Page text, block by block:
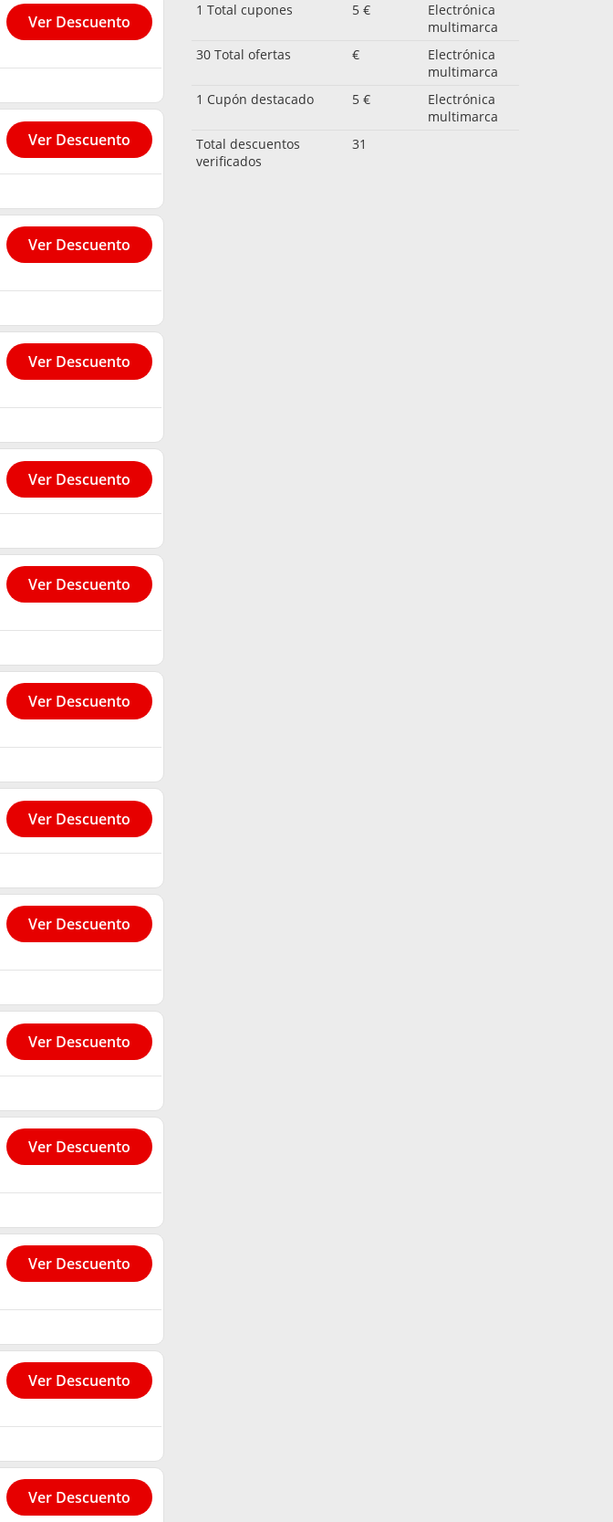
Ver Descuento
Ver Descuento
Ver Descuento
Ver Descuento
Ver Descuento
Ver Descuento
Ver Descuento
Ver Descuento
Ver Descuento
Ver Descuento
Ver Descuento
Ver Descuento
Ver Descuento
Ver Descuento
1 Total cupones 5 €
Electrónica
multimarca
30 Total ofertas
€
Electrónica
multimarca
1 Cupón destacado
5 €
Electrónica
multimarca
Total descuentos
verificados
31